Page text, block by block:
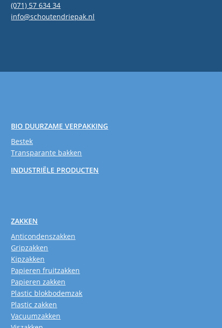
(071) 57 634 34
info@schoutendriepak.nl
BIO DUURZAME VERPAKKING
Bestek
Transparante bakken
INDUSTRIËLE PRODUCTEN
ZAKKEN
Anticondenszakken
Gripzakken
Kipzakken
Papieren fruitzakken
Papieren zakken
Plastic blokbodemzak
Plastic zakken
Vacuumzakken